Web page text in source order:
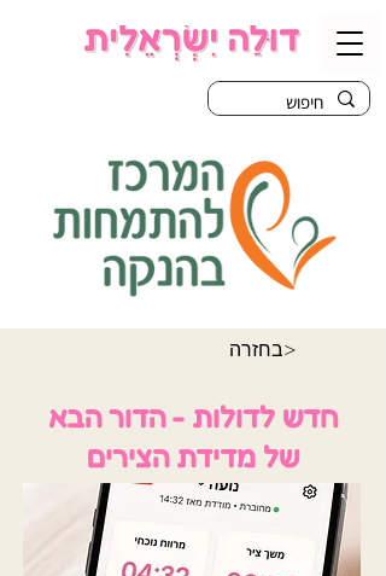
בחזרה>
חדש לדולות - הדור הבא
של מדידת הצירים